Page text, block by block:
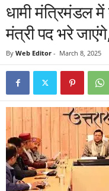
धामी मंत्रिमंडल में
मंत्री पद भरे
By Web Editor - March 8, 2025